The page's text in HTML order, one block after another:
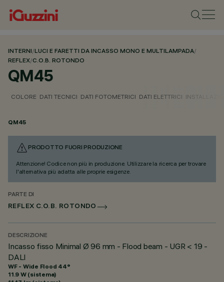
INTERNI/LUCI E FARETTI DA INCASSO MONO E MULTILAMPADA/
REFLEX/C.O.B. ROTONDO
QM45
COLORE DATI TECNICI DATI FOTOMETRICI DATI ELETTRICI
QM45
PRODOTTO FUORI PRODUZIONE
Attenzione! Codice non più in produzione. Utilizzare la ricerca per trovare
l'alternativa più adatta alle proprie esigenze.
PARTE DI
REFLEX C.O.B. ROTONDO
DESCRIZIONE
Incasso fisso Minimal Ø 96 mm - Flood beam - UGR < 19 -
DALI
WF - Wide Flood 44°
11.9 W (sistema)